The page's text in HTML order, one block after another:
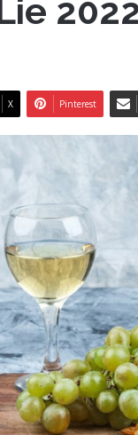
X Pinterest